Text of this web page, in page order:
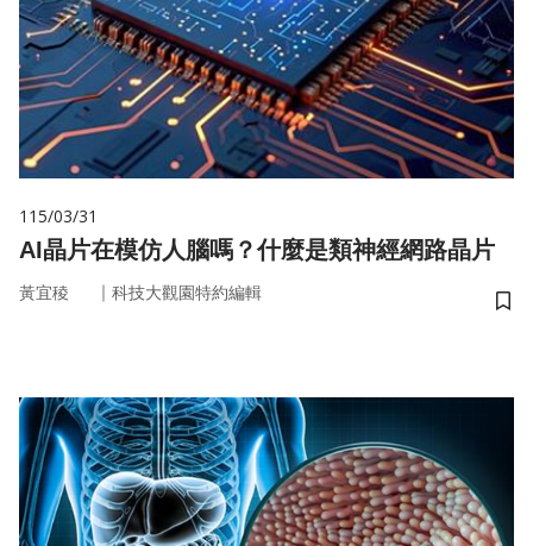
115/03/31
AI晶片在模仿人腦嗎？什麼是類神經網路晶片
黃宜稜 ｜ 科技大觀園特約編輯
儲